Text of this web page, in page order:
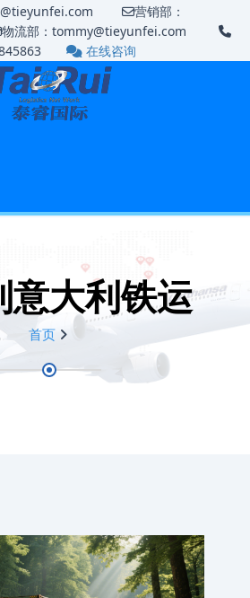
营销部：
物流部：tommy@tieyunfei.com
在线咨询
意大利铁运
首页